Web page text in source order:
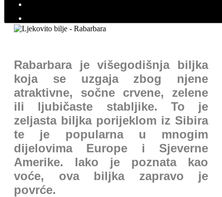
Rabarbara
Rabarbara je višegodišnja biljka
koja se uzgaja zbog njene
atraktivne, sočne crvene, zelene
ili ljubičaste stabljike. To je
zeljasta biljka porijeklom iz Sibira
te je popularna u mnogim
dijelovima Europe i Sjeverne
Amerike. Iako je poznata kao
voće, ova biljka zapravo je
povrće.